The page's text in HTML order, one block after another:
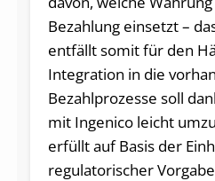
Bezahlung einsetzt –
entfällt somit für den
Integration in die
Bezahlprozesse soll
mit Ingenico leicht
erfüllt auf Basis der
regulatorischer